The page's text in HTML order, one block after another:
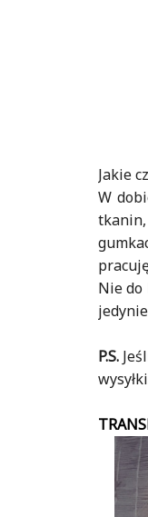
Jakie
W
tkanin,
Nie
P.S.